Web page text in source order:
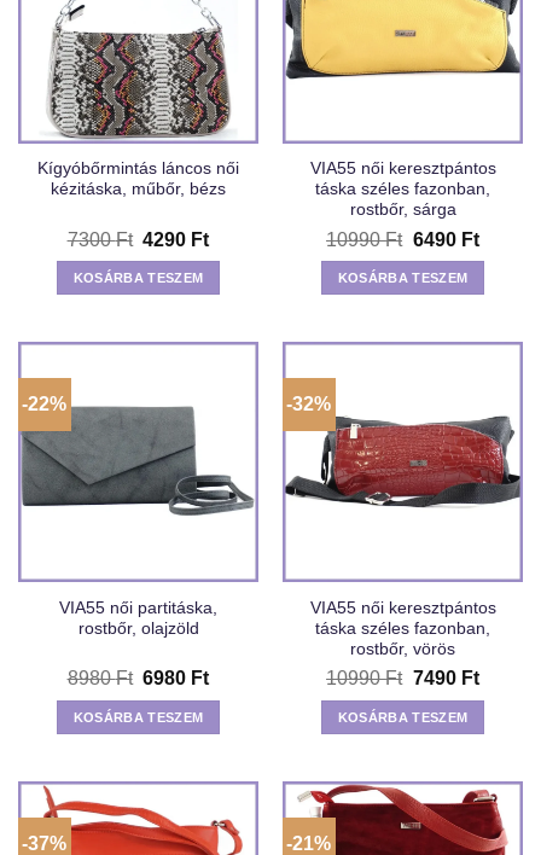
Kígyóbőrmintás láncos női
kézitáska, műbőr, bézs
7300Ft Original
price
was:
7300 Ft.
4290 FtCurrent
price
4290 Ft.
KOSÁRBA TESZEM
VIA55 női keresztpántos
táska széles fazonban,
rostbőr, sárga
10990Ft Original
price
was:
10990 Ft.
6490 FtCurrent
price
6490
KOSÁRBA TESZEM
-22%
VIA55 női partitáska,
rostbőr, olajzöld
8980Ft Original
price
was:
8980 Ft.
6980 FtCurrent
price
6980 Ft.
KOSÁRBA TESZEM
-32%
VIA55 női keresztpántos
táska széles fazonban,
rostbőr, vörös
10990Ft Original
price
was:
10990 Ft.
7490 FtCurrent
price
7490
KOSÁRBA TESZEM
-37% -21%